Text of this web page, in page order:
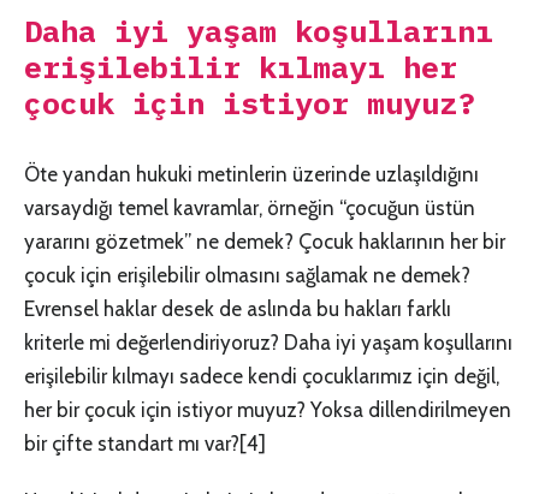
Daha iyi yaşam koşullarını
erişilebilir kılmayı her
çocuk için istiyor muyuz?
Öte yandan hukuki metinlerin üzerinde uzlaşıldığını
varsaydığı temel kavramlar, örneğin “çocuğun üstün
yararını gözetmek” ne demek? Çocuk haklarının her bir
çocuk için erişilebilir olmasını sağlamak ne demek?
Evrensel haklar desek de aslında bu hakları farklı
kriterle mi değerlendiriyoruz? Daha iyi yaşam koşullarını
erişilebilir kılmayı sadece kendi çocuklarımız için değil,
her bir çocuk için istiyor muyuz? Yoksa dillendirilmeyen
bir çifte standart mı var?[4]